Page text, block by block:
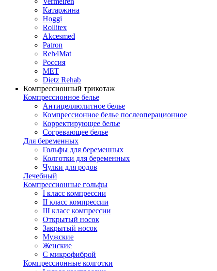
Катаржина
Hoggi
Rollitex
Akcesmed
Patron
Reh4Mat
Россия
МЕТ
Dietz Rehab
Компрессионный трикотаж
Компрессионное белье
Антицеллюлитное белье
Компрессионное белье послеоперационное
Корректирующее белье
Согревающее белье
Для беременных
Гольфы для беременных
Колготки для беременных
Чулки для родов
Лечебный
Компрессионные гольфы
I класс компрессии
II класс компрессии
III класс компрессии
Открытый носок
Закрытый носок
Мужские
Женские
С микрофиброй
Компрессионные колготки